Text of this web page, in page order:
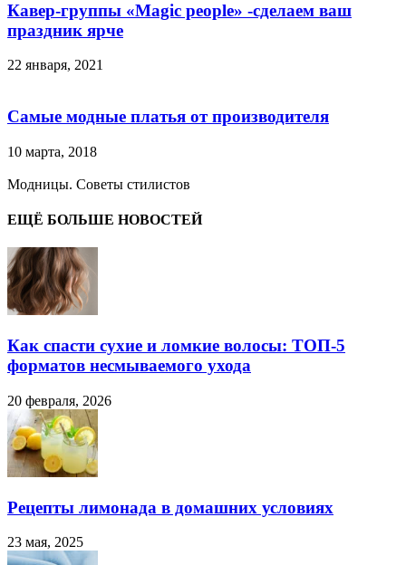
Кавер-группы «Magic people» -сделаем ваш
праздник ярче
22 января, 2021
Самые модные платья от производителя
10 марта, 2018
Модницы. Советы стилистов
ЕЩЁ БОЛЬШЕ НОВОСТЕЙ
Как спасти сухие и ломкие волосы: ТОП-5
форматов несмываемого ухода
20 февраля, 2026
Рецепты лимонада в домашних условиях
23 мая, 2025